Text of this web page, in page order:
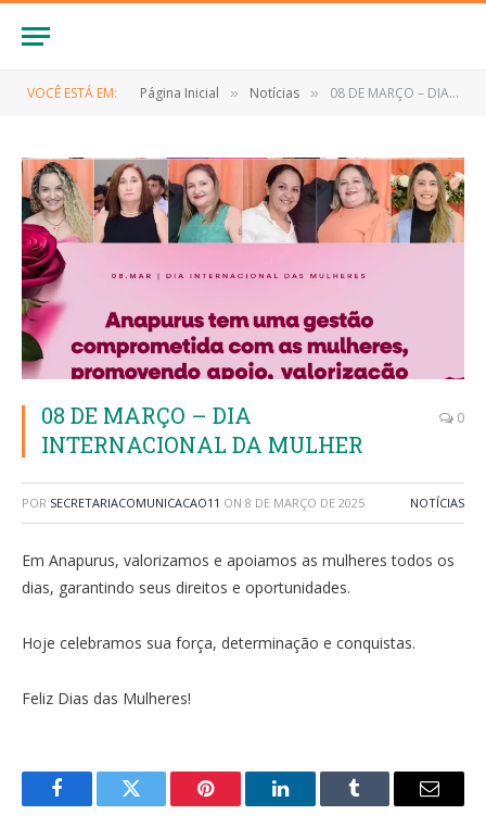
VOCÊ ESTÁ EM: Página Inicial » Notícias » 08 DE MARÇO – DIA INTERNACIONAL DA MULHER
08 DE MARÇO – DIA
INTERNACIONAL DA MULHER
0
POR SECRETARIACOMUNICACAO11 ON 8 DE MARÇO DE 2025 NOTÍCIAS
Em Anapurus, valorizamos e apoiamos as mulheres todos os
dias, garantindo seus direitos e oportunidades.
Hoje celebramos sua força, determinação e conquistas.
Feliz Dias das Mulheres!
FacebookTwitter Pinterest LinkedInTumblr
E-